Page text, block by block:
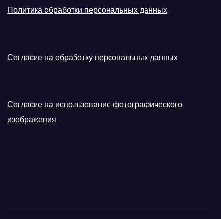
Политика обработки персональных данных
Согласие на обработку персональных данных
Согласие на использование фотографического
изображения